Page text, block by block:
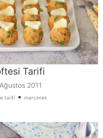
Tarifi
2011
tarifi • mercimek